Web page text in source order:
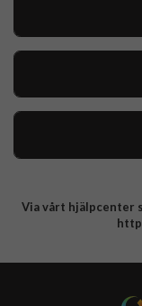
Integritetspolicy
Via vårt hjälpcenter